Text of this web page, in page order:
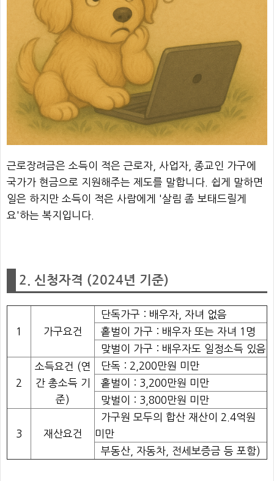
근로장려금은 소득이 적은 근로자, 사업자, 종교인 가구에
국가가 현금으로 지원해주는 제도를 말합니다. 쉽게 말하면
일은 하지만 소득이 적은 사람에게 '살림 좀 보태드릴게
요'하는 복지입니다.
2. 신청자격 (2024년 기준)
1 가구요건
단독가구 : 배우자, 자녀 없음
홑벌이 가구 : 배우자 또는 자녀 1명
맞벌이 가구 : 배우자도 일정소득 있음
2
소득요건 (연
간 총소득 기
준)
단독 : 2,200만원 미만
홑벌이 : 3,200만원 미만
맞벌이 : 3,800만원 미만
3 재산요건
가구원 모두의 합산 재산이 2.4억원
미만
부동산, 자동차, 전세보증금 등 포함)